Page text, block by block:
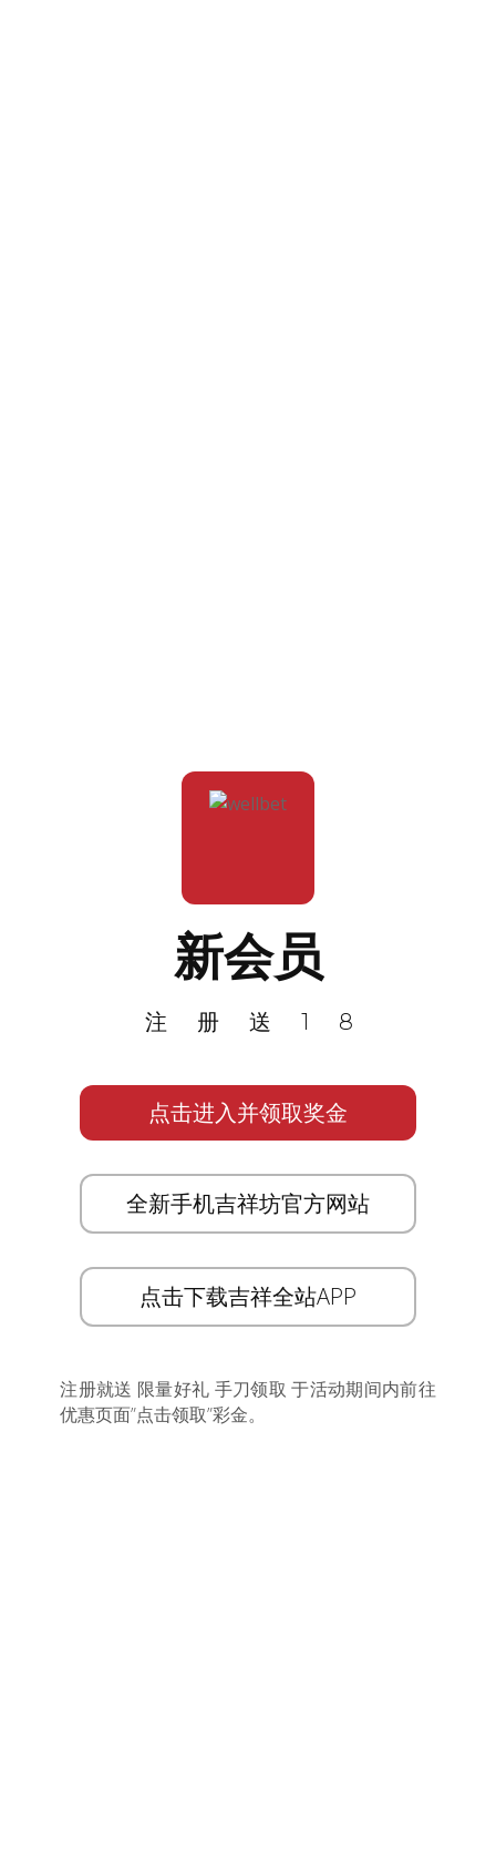
新会员
注册送18
点击进入并领取奖金
全新手机吉祥坊官方网站
点击下载吉祥全站APP
注册就送 限量好礼 手刀领取 于活动期间内前往
优惠页面”点击领取”彩金。